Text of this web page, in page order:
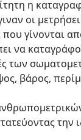
η
οι
γίνονται
να
των
βάρος,
την